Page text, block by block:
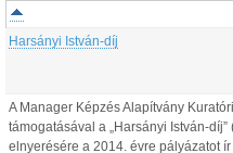
Harsányi István-díj
A Manager Képzés Alapítvány
támogatásával a „Harsányi István-
elnyerésére a 2014. évre pályázatot ír